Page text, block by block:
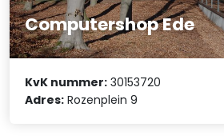
Computershop Ede
KvK nummer: 30153720
Adres: Rozenplein 9